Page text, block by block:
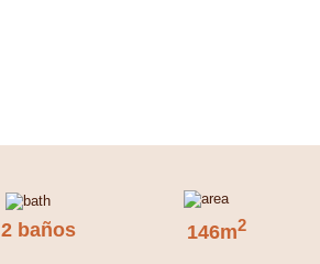
2 baños 146m2